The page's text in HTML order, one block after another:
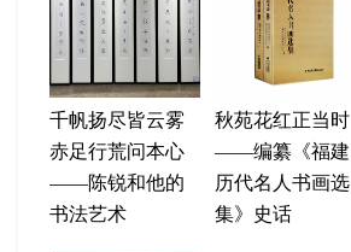
千帆扬尽皆云雾
赤足行荒问本心
——陈锐和他的
书法艺术
秋苑花红正当时
——编纂《福建
历代名人书画选
集》史话